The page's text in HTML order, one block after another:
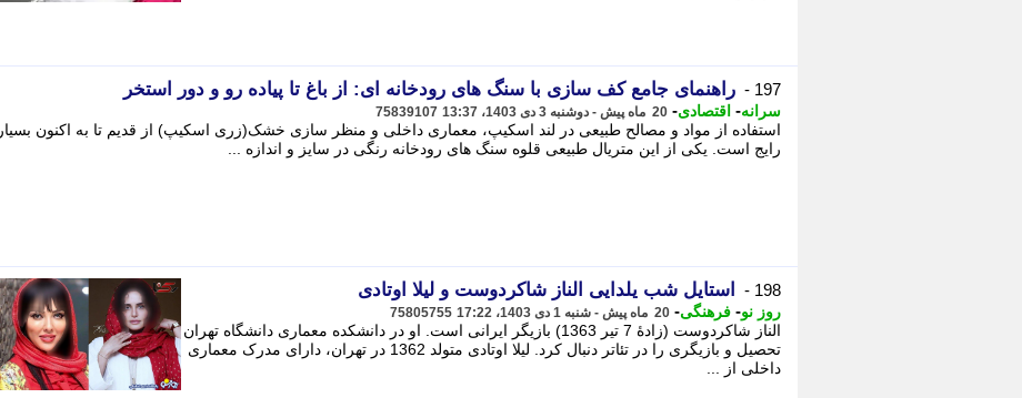
197 - راهنمای جامع کف سازی با سنگ های رودخانه ای: از باغ تا پیاده رو و دور استخر
سرانه- اقتصادی- 20 ماه پیش - دوشنبه 3 دی 1403، 13:37 75839107
استفاده از مواد و مصالح طبیعی در لند اسکیپ، معماری داخلی و منظر سازی خشک(زری اسکیپ) از قدیم تا به اکنون بسیار
رایج است. یکی از این متریال طبیعی قلوه سنگ های رودخانه رنگی در سایز و اندازه ...
198 - استایل شب یلدایی الناز شاکردوست و لیلا اوتادی
روز نو- فرهنگی- 20 ماه پیش - شنبه 1 دی 1403، 17:22 75805755
الناز شاکردوست (زادهٔ 7 تیر 1363) بازیگر ایرانی است. او در دانشکده معماری دانشگاه تهران
تحصیل و بازیگری را در تئاتر دنبال کرد. لیلا اوتادی متولد 1362 در تهران، دارای مدرک معماری
داخلی از ...